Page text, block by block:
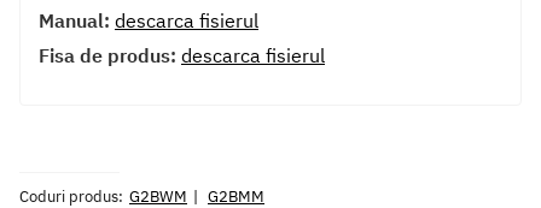
Manual: descarca fisierul
Fisa de produs: descarca fisierul
Coduri produs: G2BWM G2BMM